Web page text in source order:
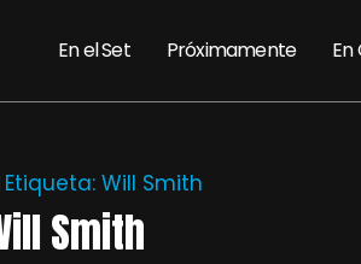
En el Set Próximamente
Etiqueta: Will Smith
Smith